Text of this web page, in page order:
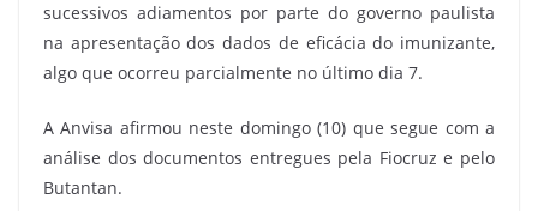
sucessivos adiamentos por parte do governo paulista
na apresentação dos dados de eficácia do imunizante,
algo que ocorreu parcialmente no último dia 7.
A Anvisa afirmou neste domingo (10) que segue com a
análise dos documentos entregues pela Fiocruz e pelo
Butantan.